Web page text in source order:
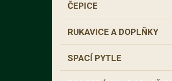
ČEPICE
RUKAVICE A DOPLŇKY
SPACÍ PYTLE